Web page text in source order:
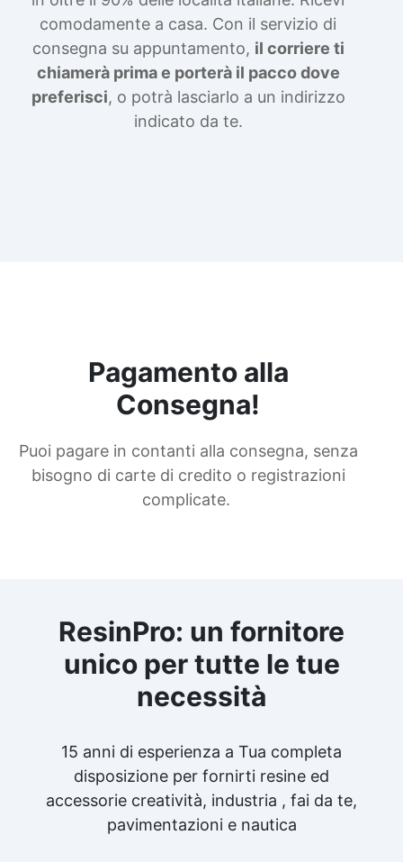
comodamente a casa. Con il servizio di
consegna su appuntamento, il corriere ti
chiamerà prima e porterà il pacco dove
preferisci, o potrà lasciarlo a un indirizzo
indicato da te.
Pagamento alla
Consegna!
Puoi pagare in contanti alla consegna, senza
bisogno di carte di credito o registrazioni
complicate.
ResinPro: un fornitore
unico per tutte le tue
necessità
15 anni di esperienza a Tua completa
disposizione per fornirti resine ed
accessorie creatività, industria , fai da te,
pavimentazioni e nautica